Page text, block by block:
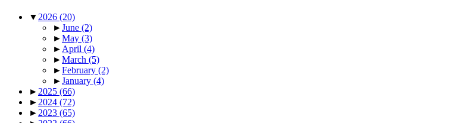
▼ 2026 (20)
►June (2)
►May (3)
► April (4)
►March (5)
►February (2)
►January (4)
► 2025 (66)
► 2024 (72)
► 2023 (65)